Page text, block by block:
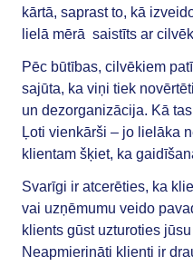
kārtā, saprast to, kā
lielā mērā saistīts ar
Pēc būtības, cilvēkiem
sajūta, ka viņi tiek
un dezorganizācija. Kā
Ļoti vienkārši – jo lielāka
klientam šķiet, ka
Svarīgi ir atcerēties, ka
vai uzņēmumu veido
klients gūst uzturoties
Neapmierināti klienti ir